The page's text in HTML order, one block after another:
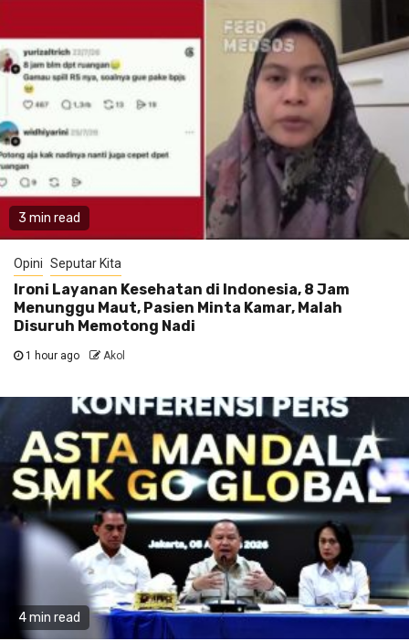
3 min read
Opini Seputar Kita
Ironi Layanan Kesehatan di Indonesia, 8 Jam
Menunggu Maut, Pasien Minta Kamar, Malah
Disuruh Memotong Nadi
1 hour ago Akol
4 min read